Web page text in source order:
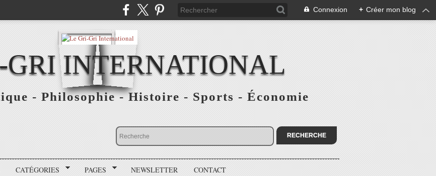
Connexion + Créer mon blog
GRI INTERNATIONAL
- Philosophie - Histoire - Sports - Économie
CATÉGORIES PAGES NEWSLETTER CONTACT